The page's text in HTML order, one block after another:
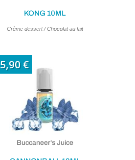
(1 avis)
KONG 10ML
Crème dessert / Chocolat au lait
5,90 €
Buccaneer's Juice